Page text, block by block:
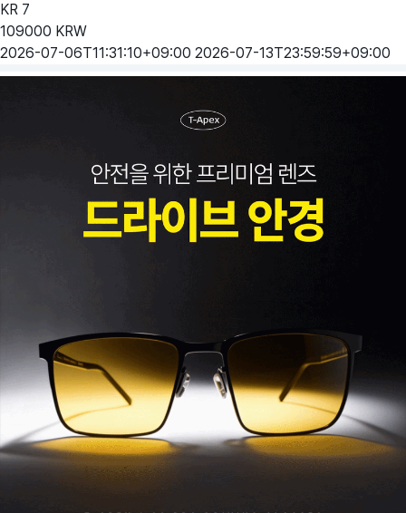
KR 7
109000 KRW
2026-07-06T11:31:10+09:00 2026-07-13T23:59:59+09:00